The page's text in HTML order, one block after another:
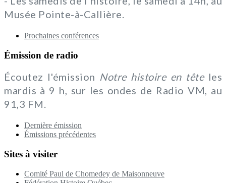
Musée Pointe-à-Callière.
Prochaines conférences
Émission de radio
Écoutez l'émission Notre histoire en têteles
mardis à 9 h, sur les ondes de Radio VM, au
91,3 FM.
Dernière émission
Émissions précédentes
Sites à visiter
Comité Paul de Chomedey de Maisonneuve